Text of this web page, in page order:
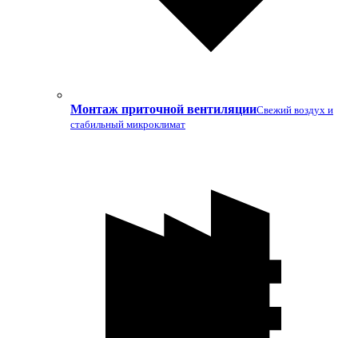
Монтаж приточной вентиляцииСвежий воздух и
стабильный микроклимат